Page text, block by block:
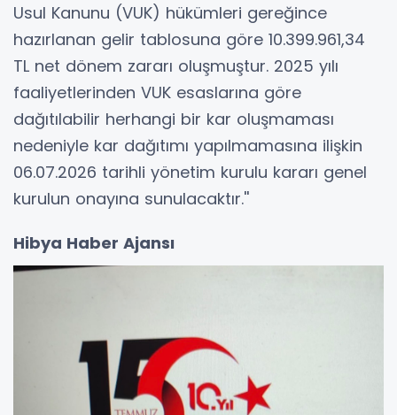
Usul Kanunu (VUK) hükümleri gereğince
hazırlanan gelir tablosuna göre 10.399.961,34
TL net dönem zararı oluşmuştur. 2025 yılı
faaliyetlerinden VUK esaslarına göre
dağıtılabilir herhangi bir kar oluşmaması
nedeniyle kar dağıtımı yapılmamasına ilişkin
06.07.2026 tarihli yönetim kurulu kararı genel
kurulun onayına sunulacaktır.''
Hibya Haber Ajansı